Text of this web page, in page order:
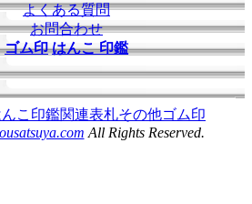
よくある質問
お問合わせ
ゴム印 はんこ 印鑑
こ 印鑑関連表札その他ゴム印
All Rights Reserved.